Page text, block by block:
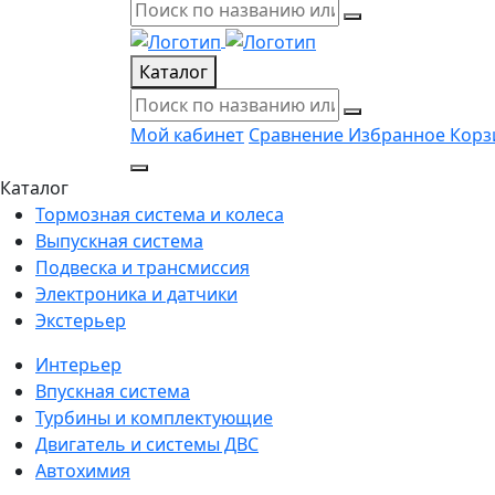
Каталог
Мой кабинет Сравнение Избранное
Каталог
Тормозная система и колеса
Выпускная система
Подвеска и трансмиссия
Электроника и датчики
Экстерьер
Интерьер
Впускная система
Турбины и комплектующие
Двигатель и системы ДВС
Автохимия